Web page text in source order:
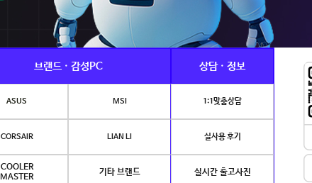
브랜드 · 감성PC 상담 · 정보
ASUS MSI 1:1맞춤상담
CORSAIR LIAN LI 실사용 후기
COOLER
MASTER
기타 브랜드 실시간 출고사진